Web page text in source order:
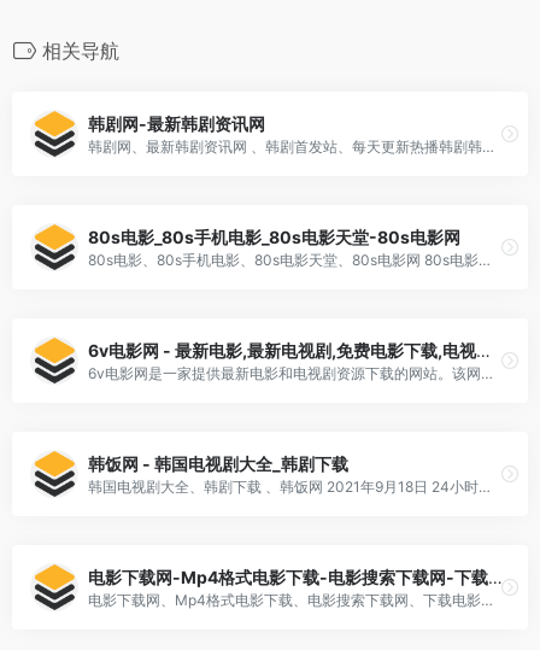
相关导航
韩剧网-最新韩剧资讯网
韩剧网、最新韩剧资讯网 、韩剧首发站、每天更新热播韩剧韩影、韩国综艺节目、最新韩剧剧情介绍、韩剧分集介绍的网站、韩剧大结局、热门韩剧电视剧在线播放、韩剧首发站,一家专门更新韩剧的网站
80s电影_80s手机电影_80s电影天堂-80s电影网
80s电影、80s手机电影、80s电影天堂、80s电影网 80s电影网为您提供好看的电影,最新电视剧,新番动漫,热门综艺节目排行榜,80s电影免费在线观看伦理电影、动作片、喜剧片、爱情片、搞笑片等80s手机电影,更多电影电视剧高清在线
6v电影网 - 最新电影,最新电视剧,免费电影下载,电视剧下载
6v电影网是一家提供最新电影和电视剧资源下载的网站。该网站每天都会为广大用户搜集并更新最新的电影和电视剧资源，同时还提供以免费方式进行下载，方便了喜爱影视的用户。
韩饭网 - 韩国电视剧大全_韩剧下载
韩国电视剧大全、韩剧下载 、韩饭网 2021年9月18日 24小时全面及时的韩国电视剧更新连载,韩剧中文字幕版翻译,百度云在线观看,韩剧下载,韩剧排行榜,韩剧推荐,最全热门韩剧尽在韩饭韩剧网。
电影下载网-Mp4格式电影下载-电影搜索下载网-下载电影网
电影下载网、Mp4格式电影下载、电影搜索下载网、下载电影网 为您免费分享最新的高清电影、电视剧、动漫、美剧等影视在线资源,并提供免费迅雷BT等下载服务.资源格式主要为Mkv和Rmvb、MP4,建议使用迅雷下载